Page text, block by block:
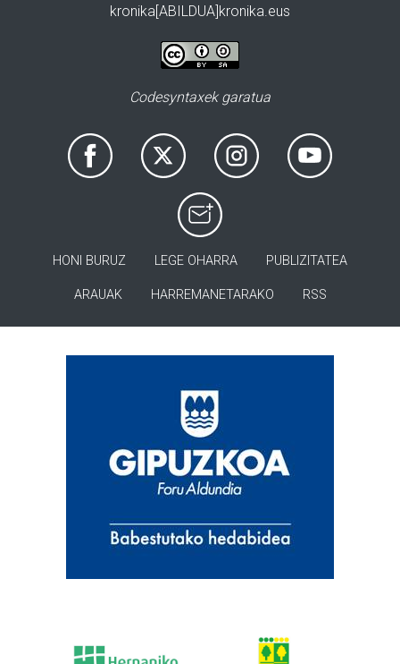
kronika[ABILDUA]kronika.eus
Codesyntaxek garatua
HONI BURUZ LEGE OHARRA PUBLIZITATEA
ARAUAK HARREMANETARAKO RSS